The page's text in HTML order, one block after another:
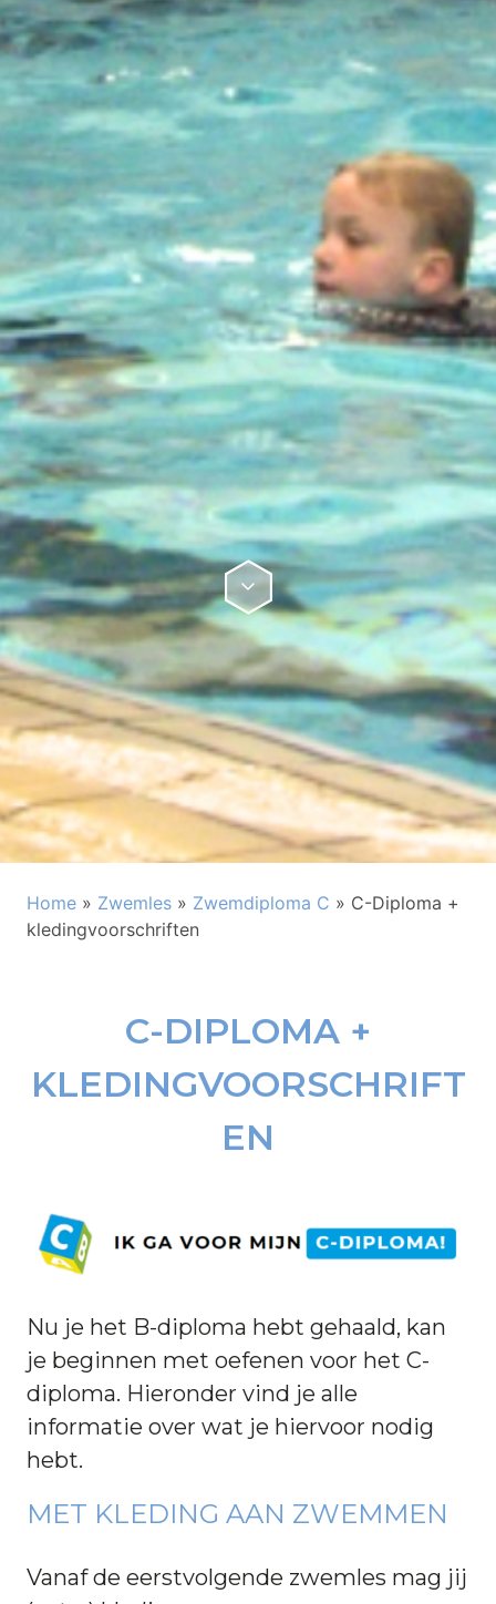
Home » Zwemles » Zwemdiploma C » C-Diploma +
kledingvoorschriften
C-DIPLOMA +
KLEDINGVOORSCHRIFT
EN
Nu je het B-diploma hebt gehaald, kan
je beginnen met oefenen voor het C-
diploma. Hieronder vind je alle
informatie over wat je hiervoor nodig
hebt.
MET KLEDING AAN ZWEMMEN
Vanaf de eerstvolgende zwemles mag jij